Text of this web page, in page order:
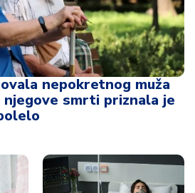
nepokretnog muža
smrti priznala je